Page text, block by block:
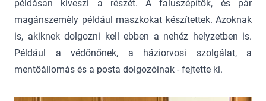
példásan kiveszi a részét. A faluszépítők, és pàr
magánszemèly például maszkokat készítettek. Azoknak
is, akiknek dolgozni kell ebben a nehéz helyzetben is.
Például a védőnőnek, a háziorvosi szolgálat, a
mentőállomás és a posta dolgozóinak - fejtette ki.